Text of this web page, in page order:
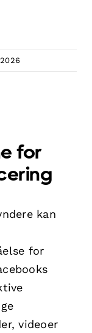
for
kan
for
videoer